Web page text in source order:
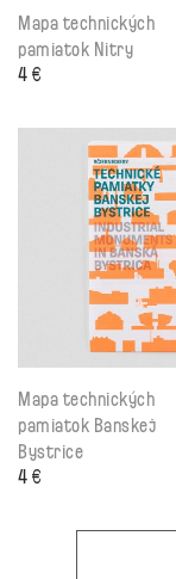
Mapa technických
pamiatok Nitry
4 €
Mapa technických
pamiatok Banskej
Bystrice
4 €